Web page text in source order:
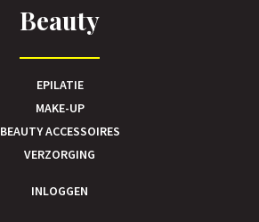
Beauty
EPILATIE
MAKE-UP
BEAUTY ACCESSOIRES
VERZORGING
INLOGGEN